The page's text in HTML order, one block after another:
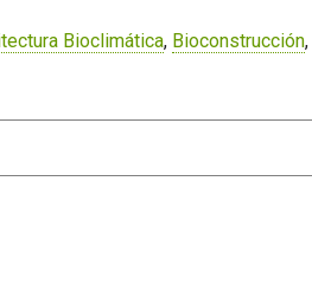
Bioclimática, Bioconstrucción,